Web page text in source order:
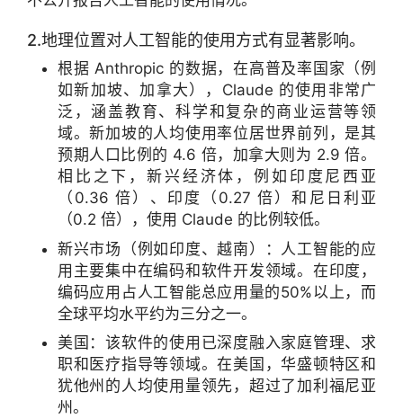
2.地理位置对人工智能的使用方式有显著影响。
根据 Anthropic 的数据，在高普及率国家（例
如新加坡、加拿大），Claude 的使用非常广
泛，涵盖教育、科学和复杂的商业运营等领
域。新加坡的人均使用率位居世界前列，是其
预期人口比例的 4.6 倍，加拿大则为 2.9 倍。
相比之下，新兴经济体，例如印度尼西亚
（0.36 倍）、印度（0.27 倍）和尼日利亚
（0.2 倍），使用 Claude 的比例较低。
新兴市场（例如印度、越南）：人工智能的应
用主要集中在编码和软件开发领域。在印度，
编码应用占人工智能总应用量的50%以上，而
全球平均水平约为三分之一。
美国：该软件的使用已深度融入家庭管理、求
职和医疗指导等领域。在美国，华盛顿特区和
犹他州的人均使用量领先，超过了加利福尼亚
州。